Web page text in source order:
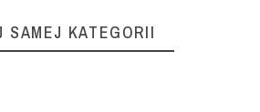
SAMEJ KATEGORII